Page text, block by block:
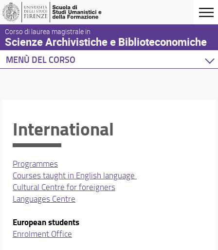
Corso di laurea magistrale in
Scienze Archivistiche e Biblioteconomiche
MENÙ DEL CORSO
Didattica
Docenti
Orario e calendari
International
Programmes
Courses taught in English language
Cultural Centre for foreigners
Languages Centre
European students
Enrolment Office